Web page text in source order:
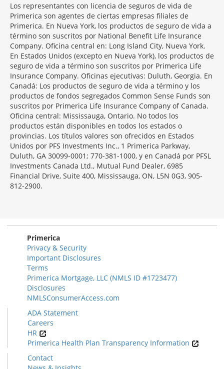
Morgage
Disclosures
Section
Los representantes con licencia de seguros de vida de
Primerica son agentes de ciertas empresas filiales de
Primerica. En Nueva York, los productos de seguro de vida a
término son suscritos por National Benefit Life Insurance
Company. Oficina central en: Long Island City, Nueva York.
En Estados Unidos (excepto en Nueva York), los productos de
seguro de vida a término son suscritos por Primerica Life
Insurance Company. Oficinas ejecutivas: Duluth, Georgia. En
Canadá: Los productos de seguro de vida a término y los
productos de fondos segregados Common Sense Funds son
suscritos por Primerica Life Insurance Company of Canada.
Oficina central: Mississauga, Ontario. No todos los
productos están disponibles en todos los estados o
provincias. Los títulos valores son ofrecidos en Estados
Unidos por PFS Investments Inc., 1 Primerica Parkway,
Duluth, GA 30099-0001; 770-381-1000, y en Canadá por PFSL
Investments Canada Ltd., Mutual Fund Dealer, 6985
Financial Drive, Suite 400, Mississauga, ON, L5N 0G3, 905-
812-2900.
Primerica
Privacy & Security
Important Disclosures
Terms
Primerica Mortgage, LLC (NMLS ID #1723477)
Disclosures
NMLSConsumerAccess.com
ADA Statement
Careers
HR
Primerica Health Plan Transparency Information
Contact